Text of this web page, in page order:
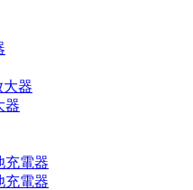
器
器
充電器
充電器